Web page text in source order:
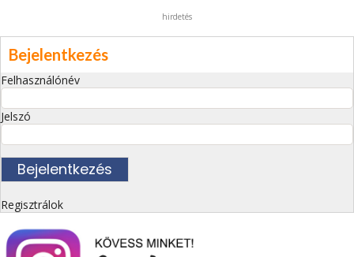
hirdetés
Bejelentkezés
Felhasználónév
Jelszó
Regisztrálok